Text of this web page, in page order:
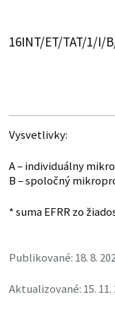
16INT/ET/TAT/1/I/
Vysvetlivky:
A – individuálny
B – spoločný
* suma EFRR zo
Publikované: 18. 8.
Aktualizované: 15. 11.